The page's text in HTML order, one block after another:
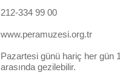
212-334 99 00
www.peramuzesi.org.tr
Pazartesi günü hariç her gün
arasında gezilebilir.